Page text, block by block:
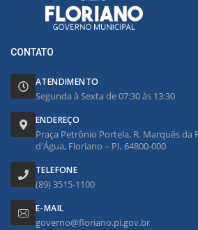
CONTATO
ATENDIMENTO
Segunda à Sexta de 07:30 às 13:30
ENDEREÇO
Praça Petrônio Portela, R. Marquês da
d'Água, Floriano – PI, 64800-000
TELEFONE
(89) 3515-1100
E-MAIL
governo@floriano.pi.gov.br